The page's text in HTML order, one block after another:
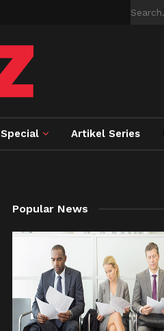
Special Artikel Series
Popular News